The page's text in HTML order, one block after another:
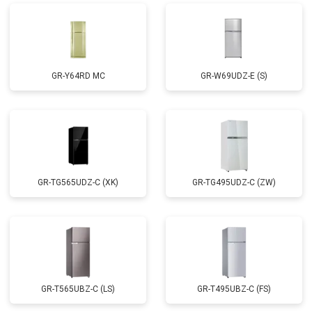
GR-Y64RD MC GR-W69UDZ-E (S)
GR-TG565UDZ-C (XK) GR-TG495UDZ-C (ZW)
GR-T565UBZ-C (LS) GR-T495UBZ-C (FS)